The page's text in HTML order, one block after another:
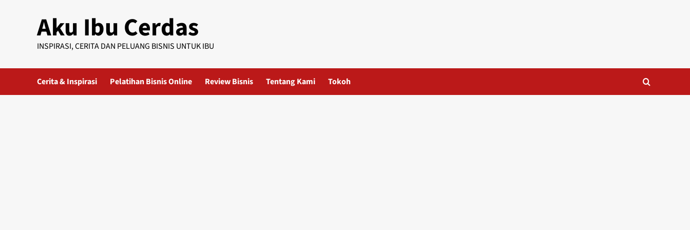
Aku Ibu Cerdas
INSPIRASI, CERITA DAN PELUANG BISNIS UNTUK IBU
Cerita & Inspirasi Pelatihan Bisnis Online Review Bisnis Tentang Kami Tokoh